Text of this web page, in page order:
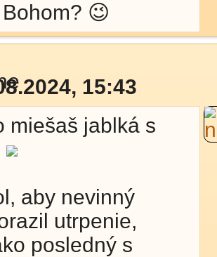
😉
15:43
miešaš jablká s
aby nevinný
utrpenie,
posledný s